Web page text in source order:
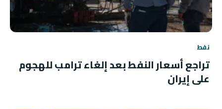
نفط
تراجع أسعار النفط بعد إلغاء ترامب للهجوم
على إيران